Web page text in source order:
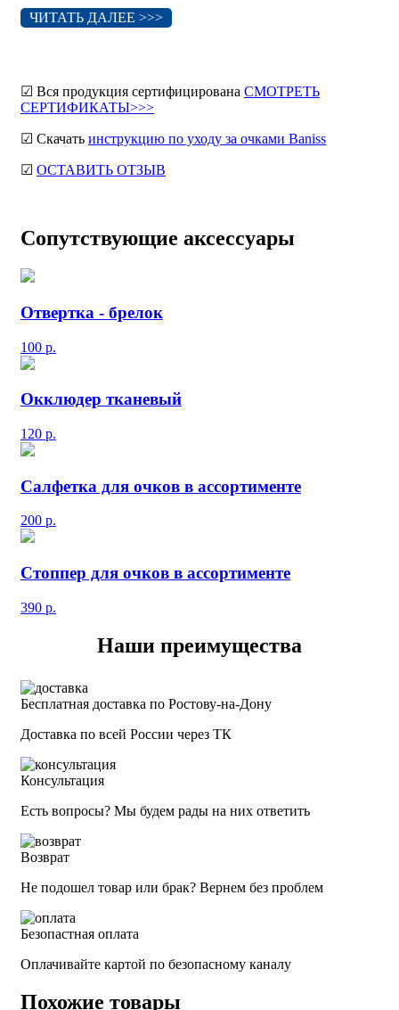
ЧИТАТЬ ДАЛЕЕ >>>
☑ Вся продукция сертифицирована СМОТРЕТЬ
СЕРТИФИКАТЫ>>>
☑ Скачать инструкцию по уходу за очками Baniss
☑ ОСТАВИТЬ ОТЗЫВ
Сопутствующие аксессуары
Отвертка - брелок
100 р.
Окклюдер тканевый
120 р.
Салфетка для очков в ассортименте
200 р.
Стоппер для очков в ассортименте
390 р.
Наши преимущества
Бесплатная доставка по Ростову-на-Дону
Доставка по всей России через ТК
Консультация
Есть вопросы? Мы будем рады на них ответить
Возврат
Не подошел товар или брак? Вернем без проблем
Безопастная оплата
Оплачивайте картой по безопасному каналу
Похожие товары